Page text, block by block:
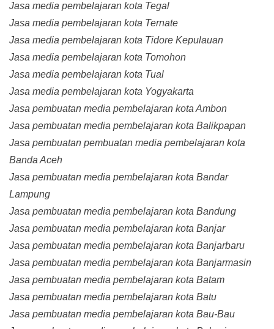
Jasa media pembelajaran kota Tegal
Jasa media pembelajaran kota Ternate
Jasa media pembelajaran kota Tidore Kepulauan
Jasa media pembelajaran kota Tomohon
Jasa media pembelajaran kota Tual
Jasa media pembelajaran kota Yogyakarta
Jasa pembuatan media pembelajaran kota Ambon
Jasa pembuatan media pembelajaran kota Balikpapan
Jasa pembuatan pembuatan media pembelajaran kota
Banda Aceh
Jasa pembuatan media pembelajaran kota Bandar
Lampung
Jasa pembuatan media pembelajaran kota Bandung
Jasa pembuatan media pembelajaran kota Banjar
Jasa pembuatan media pembelajaran kota Banjarbaru
Jasa pembuatan media pembelajaran kota Banjarmasin
Jasa pembuatan media pembelajaran kota Batam
Jasa pembuatan media pembelajaran kota Batu
Jasa pembuatan media pembelajaran kota Bau-Bau